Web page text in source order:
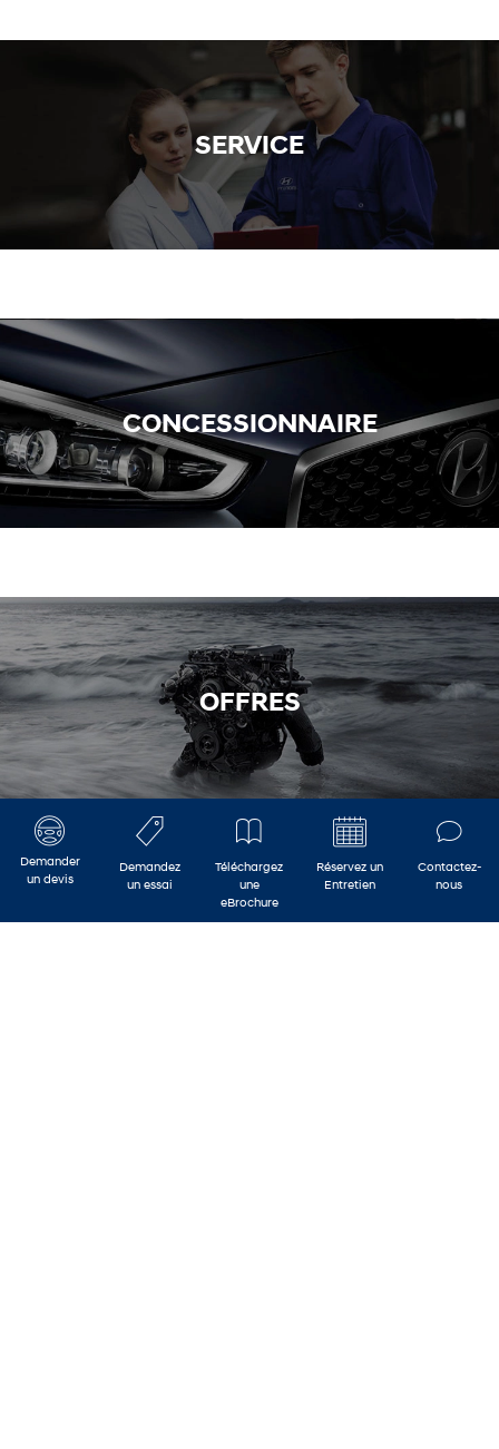
SERVICE
CONCESSIONNAIRE
OFFRES
Contactez-nous
Demander
un devis
Demandez
un essai
Téléchargez
une
eBrochure
Réservez un
Entretien
Contactez-
nous